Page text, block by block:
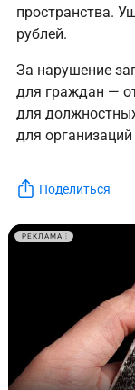
пространства.
рублей.
За нарушение
для граждан —
для
для
Поделиться
РЕКЛАМА